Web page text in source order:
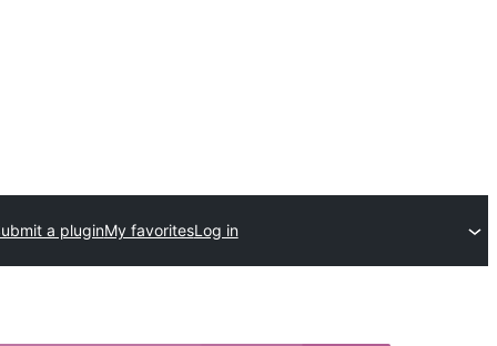
a pluginMy favoritesLog in